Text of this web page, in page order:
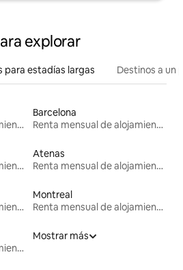
explorar
para estadías largas Destinos a un
Renta mensual de alojamientos
Barcelona
Renta mensual de alojamientos
Renta mensual de alojamientos
Atenas
Renta mensual de alojamientos
Renta mensual de alojamientos
Montreal
Renta mensual de alojamientos
Renta mensual de alojamientos
Mostrar más